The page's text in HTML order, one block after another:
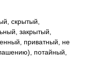
скрытый,
закрытый,
приватный, не
потайный,